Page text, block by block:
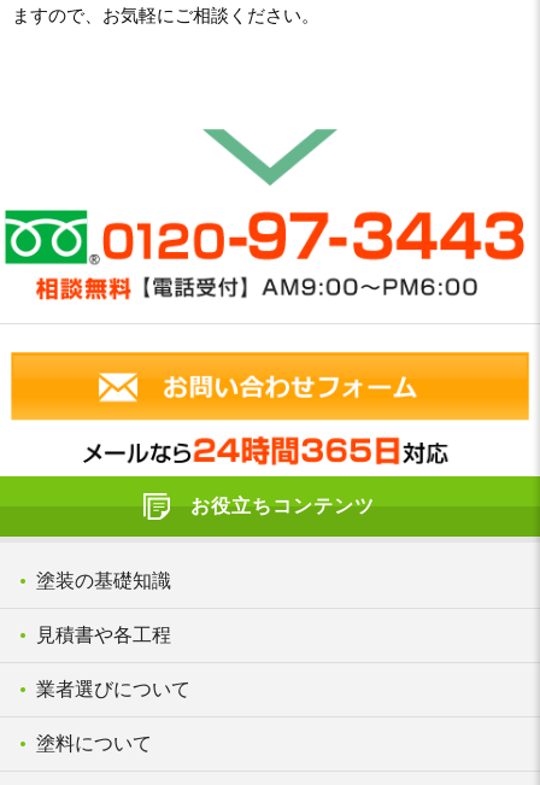
ますので、お気軽にご相談ください。
お役立ちコンテンツ
塗装の基礎知識
見積書や各工程
業者選びについて
塗料について